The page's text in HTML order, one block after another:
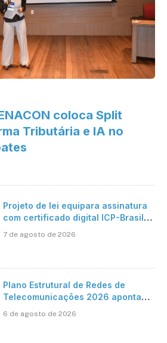
coloca Split
Tributária e IA no
Projeto de lei equipara assinatura
com certificado digital ICP-Brasil
cartório
7 de agosto de 2026
Plano Estrutural de Redes de
Telecomunicações 2026 aponta
mantém desafio
6 de agosto de 2026